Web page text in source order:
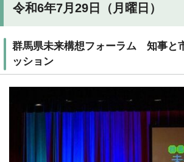
令和6年7月29日（月曜日）
群馬県未来構想フォーラム 知事と
ッション